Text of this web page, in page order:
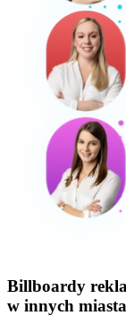
Billboardy
w innych